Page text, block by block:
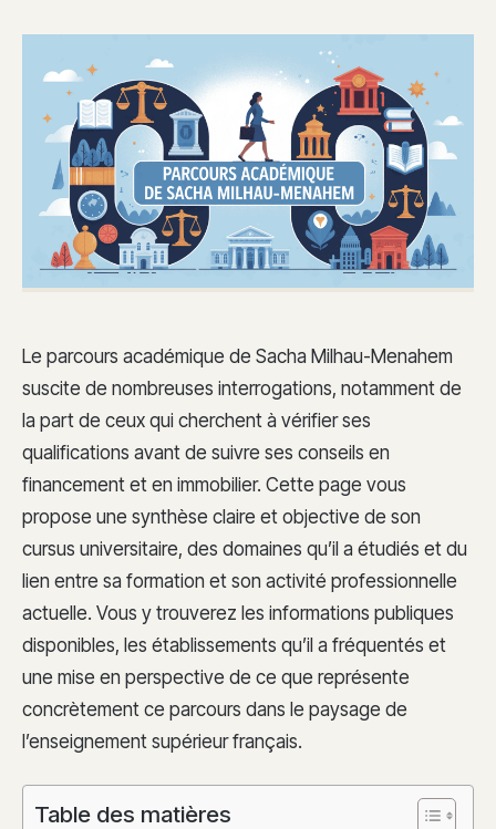
Le parcours académique de Sacha Milhau-Menahem
suscite de nombreuses interrogations, notamment de
la part de ceux qui cherchent à vérifier ses
qualifications avant de suivre ses conseils en
financement et en immobilier. Cette page vous
propose une synthèse claire et objective de son
cursus universitaire, des domaines qu’il a étudiés et du
lien entre sa formation et son activité professionnelle
actuelle. Vous y trouverez les informations publiques
disponibles, les établissements qu’il a fréquentés et
une mise en perspective de ce que représente
concrètement ce parcours dans le paysage de
l’enseignement supérieur français.
Table des matières